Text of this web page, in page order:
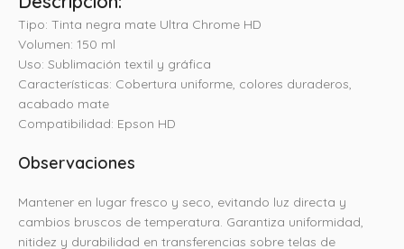
Tipo: Tinta negra mate Ultra Chrome HD
Volumen: 150 ml
Uso: Sublimación textil y gráfica
Características: Cobertura uniforme, colores duraderos,
acabado mate
Compatibilidad: Epson HD
Observaciones
Mantener en lugar fresco y seco, evitando luz directa y
cambios bruscos de temperatura. Garantiza uniformidad,
nitidez y durabilidad en transferencias sobre telas de